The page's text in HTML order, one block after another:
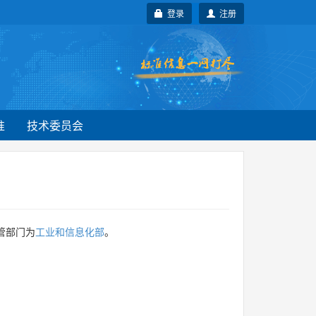
注册
登录
技术委员会
部门为工业和信息化部。